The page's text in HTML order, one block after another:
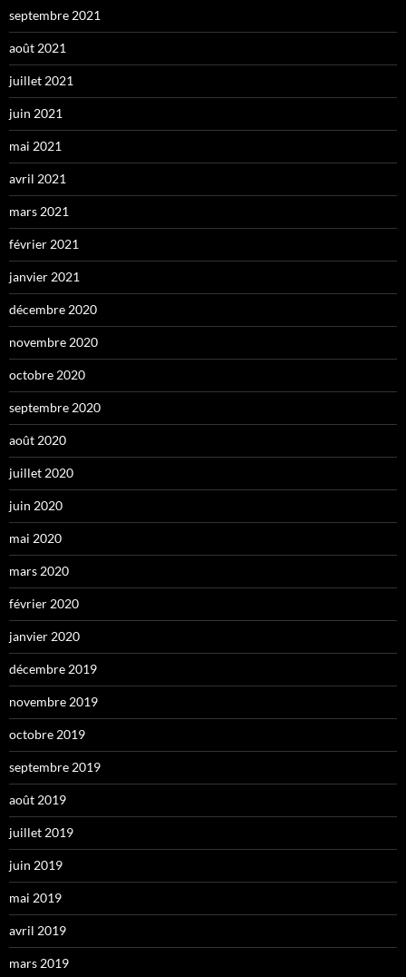
septembre 2021
août 2021
juillet 2021
juin 2021
mai 2021
avril 2021
mars 2021
février 2021
janvier 2021
décembre 2020
novembre 2020
octobre 2020
septembre 2020
août 2020
juillet 2020
juin 2020
mai 2020
mars 2020
février 2020
janvier 2020
décembre 2019
novembre 2019
octobre 2019
septembre 2019
août 2019
juillet 2019
juin 2019
mai 2019
avril 2019
mars 2019